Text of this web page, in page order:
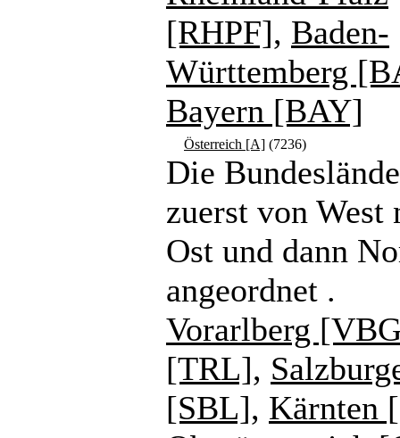
[RHPF], Baden-
Württemberg
Bayern [BAY]
Österreich [A] (7236)
Die
zuerst von West
Ost und dann
angeordnet .
Vorarlberg
[TRL],
[SBL], Kärnten